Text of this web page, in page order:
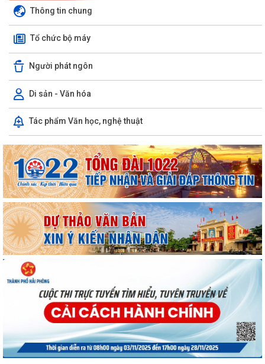
Thông tin chung
Tổ chức bộ máy
Người phát ngôn
Di sản - Văn hóa
Tác phẩm Văn học, nghệ thuật
Hội nghị toàn quốc quán triệt và triển khai thực hiện Nghị quyết Hội
nghị lần thứ ba Ban Chấp hành...
Đảng ủy xã Hùng Thắng tổ chức lớp bồi dưỡng, tập huấn lý luận chính
trị hè năm 2026
TRI ÂN CÁC ANH HÙNG LIỆT SĨ – THẮP SÁNG ĐẠO LÝ "UỐNG NƯỚC
NHỚ NGUỒN"
ỦY BAN MTTQ VIỆT NAM XÃ HÙNG THẮNG SƠ KẾT CÔNG TÁC MẶT
TRẬN 6 THÁNG ĐẦU NĂM 2026
MANG BẢN SẮC ĐI CÙNG THẾ GIỚI
THƯỜNG TRỰC HỘI ĐỒNG NHÂN DÂN XÃ HÙNG THẮNG HỌP NGHE
BÁO CÁO CÔNG TÁC CHUẨN BỊ KỲ HỌP THỨ 3
BAN VĂN HÓA - XÃ HỘI HỘI ĐỒNG NHÂN DÂN XÃ HÙNG THẮNG THẨM
TRA CÁC BÁO CÁO, TỜ TRÌNH, DỰ THẢO NGHỊ...
THÔNG BÁO Về việc đảm bảo an toàn hạ du khi vận hành hồ thủy điện
Hòa Bình
Xã Hùng Thắng tập trung đẩy nhanh tiến độ giải phóng mặt bằng các
dự án trọng điểm
Thông báo lịch tiếp công dân định kì 6 tháng cuối năm của thường trực
HĐND, đại biểu HĐND xã Hùng...